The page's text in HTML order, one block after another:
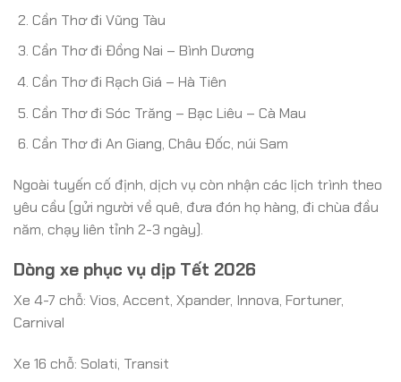
Cần Thơ đi Vũng Tàu
Cần Thơ đi Đồng Nai – Bình Dương
Cần Thơ đi Rạch Giá – Hà Tiên
Cần Thơ đi Sóc Trăng – Bạc Liêu – Cà Mau
Cần Thơ đi An Giang, Châu Đốc, núi Sam
Ngoài tuyến cố định, dịch vụ còn nhận các lịch trình theo
yêu cầu (gửi người về quê, đưa đón họ hàng, đi chùa đầu
năm, chạy liên tỉnh 2-3 ngày).
Dòng xe phục vụ dịp Tết 2026
Xe 4-7 chỗ: Vios, Accent, Xpander, Innova, Fortuner,
Carnival
Xe 16 chỗ: Solati, Transit